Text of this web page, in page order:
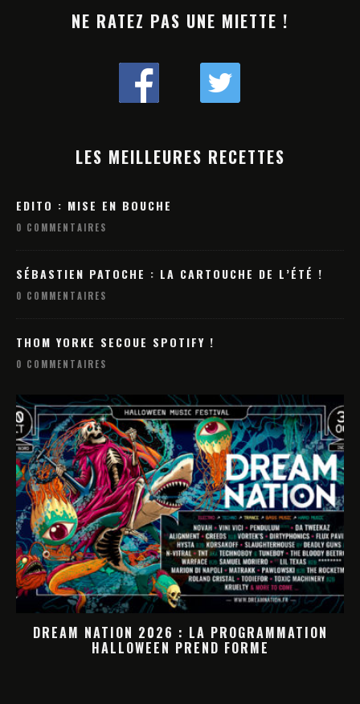
NE RATEZ PAS UNE MIETTE !
LES MEILLEURES RECETTES
EDITO : MISE EN BOUCHE
0 COMMENTAIRES
SÉBASTIEN PATOCHE : LA CARTOUCHE DE L’ÉTÉ !
0 COMMENTAIRES
THOM YORKE SECOUE SPOTIFY !
0 COMMENTAIRES
DREAM NATION 2026 : LA PROGRAMMATION
HALLOWEEN PREND FORME